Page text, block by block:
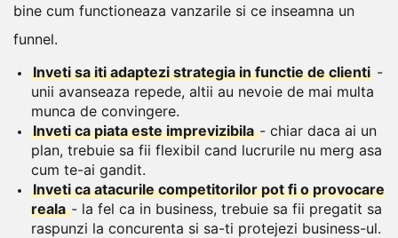
bine cum functioneaza vanzarile si ce inseamna un
funnel.
Inveti sa iti adaptezi strategia in functie de clienti -
unii avanseaza repede, altii au nevoie de mai multa
munca de convingere.
Inveti ca piata este imprevizibila- chiar daca ai un
plan, trebuie sa fii flexibil cand lucrurile nu merg asa
cum te-ai gandit.
Inveti ca atacurile competitorilor pot fi o provocare
reala- la fel ca in business, trebuie sa fii pregatit sa
raspunzi la concurenta si sa-ti protejezi business-ul.